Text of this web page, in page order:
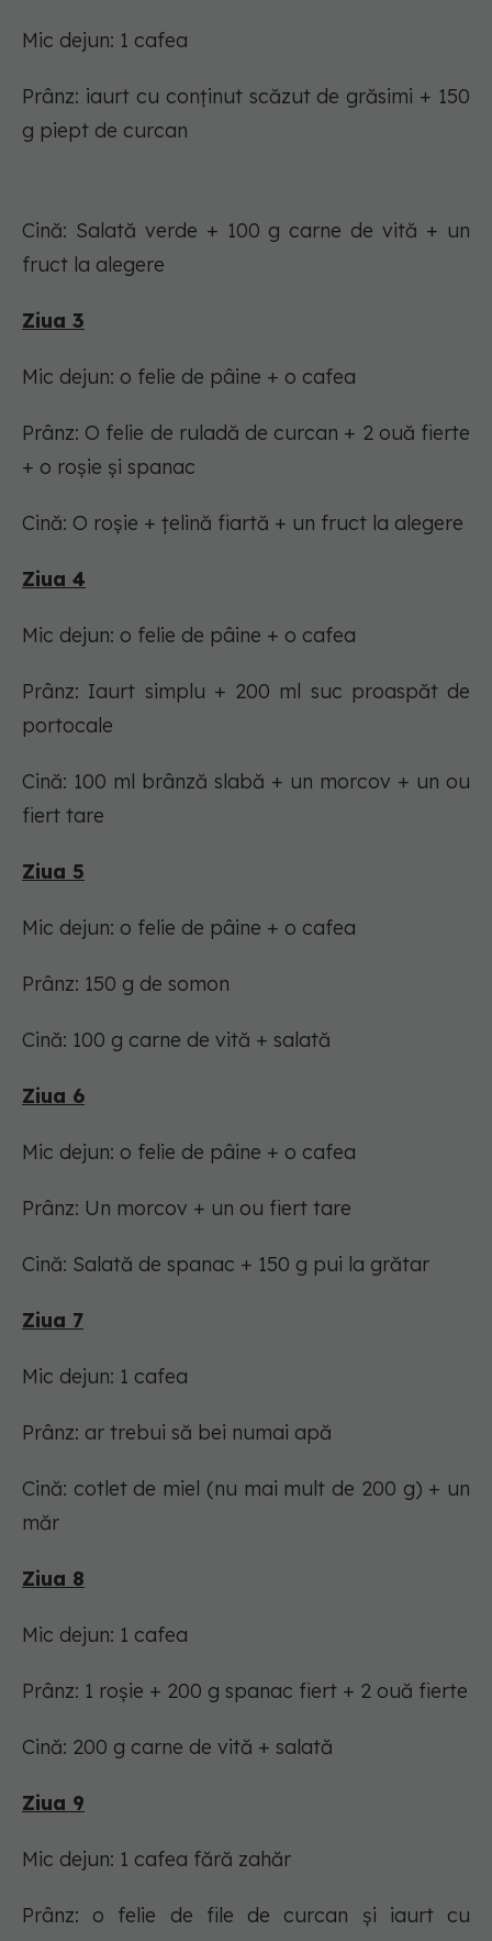
Mic dejun: 1 cafea
Prânz: iaurt cu conținut scăzut de grăsimi + 150
g piept de curcan
Cină: Salată verde + 100 g carne de vită + un
fruct la alegere
Ziua 3
Mic dejun: o felie de pâine + o cafea
Prânz: O felie de ruladă de curcan + 2 ouă fierte
+ o roșie și spanac
Cină: O roșie + țelină fiartă + un fruct la alegere
Ziua 4
Mic dejun: o felie de pâine + o cafea
Prânz: Iaurt simplu + 200 ml suc proaspăt de
portocale
Cină: 100 ml brânză slabă + un morcov + un ou
fiert tare
Ziua 5
Mic dejun: o felie de pâine + o cafea
Prânz: 150 g de somon
Cină: 100 g carne de vită + salată
Ziua 6
Mic dejun: o felie de pâine + o cafea
Prânz: Un morcov + un ou fiert tare
Cină: Salată de spanac + 150 g pui la grătar
Ziua 7
Mic dejun: 1 cafea
Prânz: ar trebui să bei numai apă
Cină: cotlet de miel (nu mai mult de 200 g) + un
măr
Ziua 8
Mic dejun: 1 cafea
Prânz: 1 roșie + 200 g spanac fiert + 2 ouă fierte
Cină: 200 g carne de vită + salată
Ziua 9
Mic dejun: 1 cafea fără zahăr
Prânz: o felie de file de curcan și iaurt cu